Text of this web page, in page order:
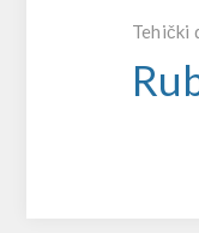
Tehički